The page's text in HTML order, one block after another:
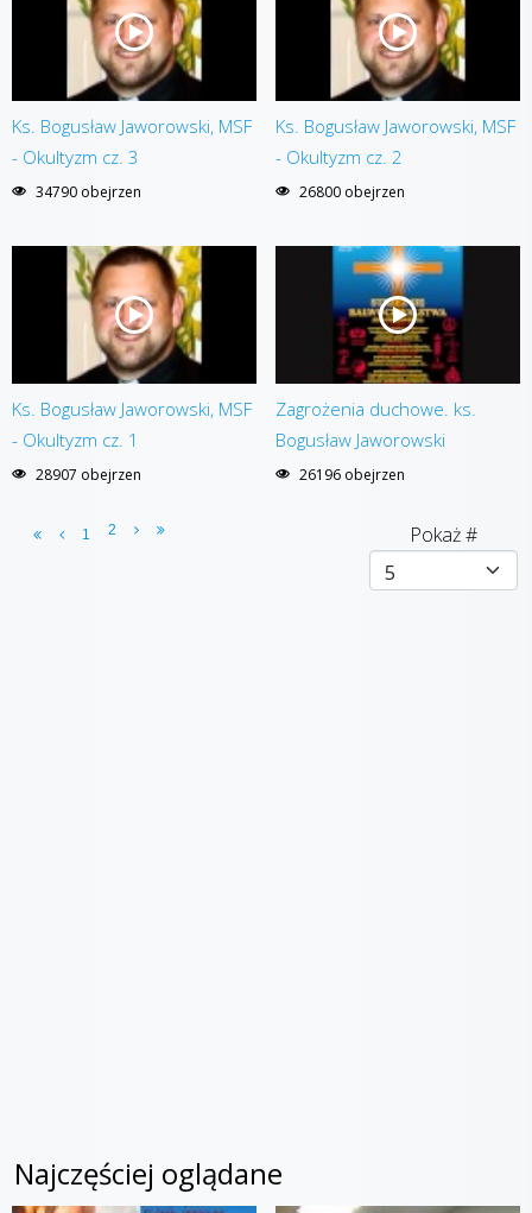
Ks. Bogusław Jaworowski, MSF
- Okultyzm cz. 3
34790 obejrzen
Ks. Bogusław Jaworowski, MSF
- Okultyzm cz. 2
26800 obejrzen
Ks. Bogusław Jaworowski, MSF
- Okultyzm cz. 1
28907 obejrzen
Zagrożenia duchowe. ks.
Bogusław Jaworowski
26196 obejrzen
Pokaż #
1 2
Najczęściej oglądane